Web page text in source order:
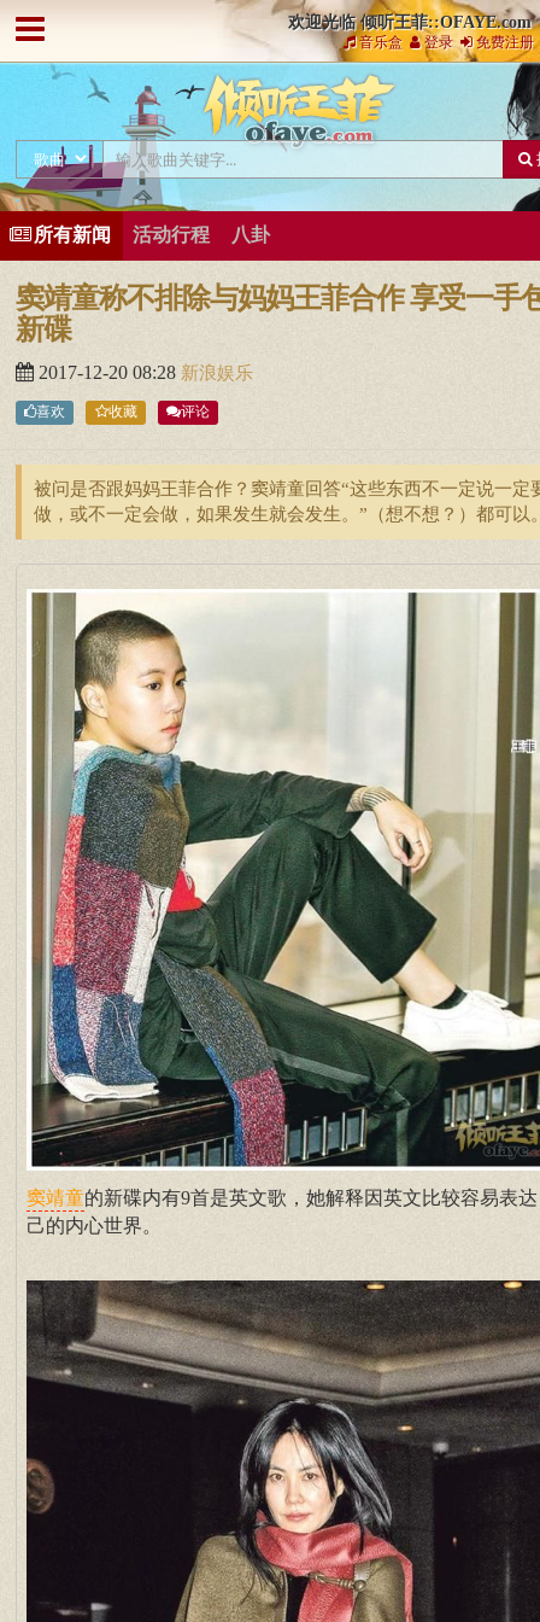
欢迎光临 倾听王菲::OFAYE.com
音乐盒 登录 免费注册
所有新闻 活动行程 八卦
窦靖童称不排除与妈妈王菲合作 享受一手
新碟
2017-12-20 08:28 新浪娱乐
喜欢 收藏 评论
被问是否跟妈妈王菲合作？窦靖童回答“这些东西不一定说一定
做，或不一定会做，如果发生就会发生。”（想不想？）都可以
窦靖童的新碟内有9首是英文歌，她解释因英文比较容易表
己的内心世界。